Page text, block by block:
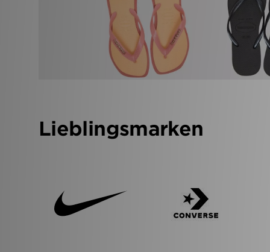
Lieblingsmarken